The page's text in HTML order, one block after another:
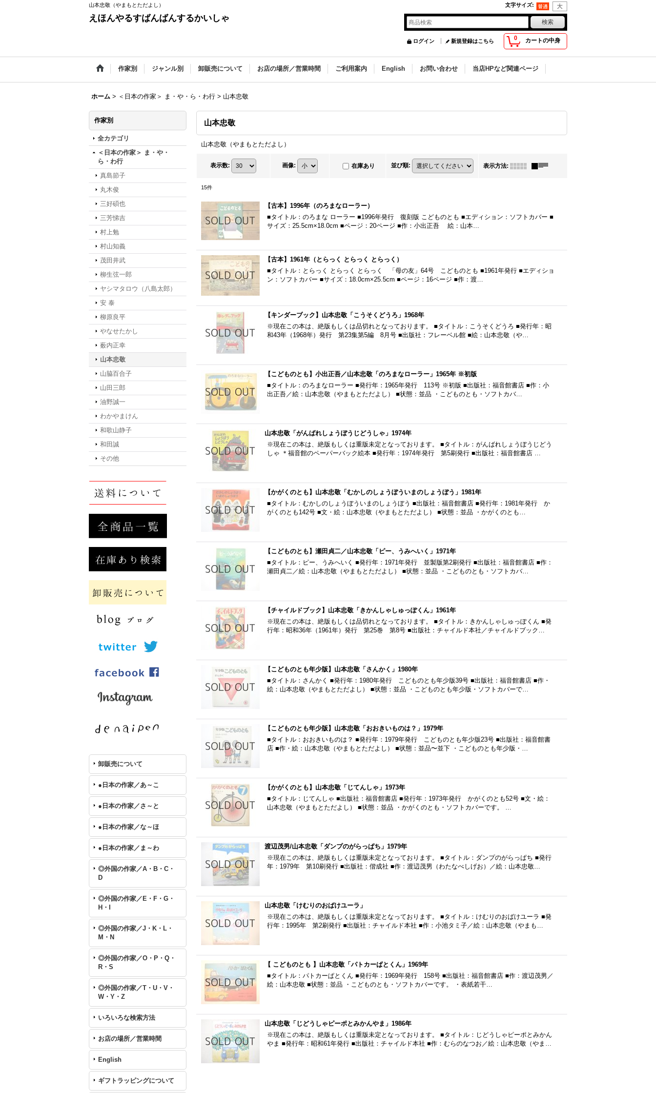
山本忠敬（やまもとただよし） 文字サイズ:
えほんやるすばんばんするかいしゃ
0 カートの中身
ログイン 新規登録はこちら
作家別 ジャンル別 卸販売について お店の場所／営業時間 ご利用案内 English お問い合わせ 当店HPなど関連ページ
ホーム > ＜日本の作家＞ ま・や・ら・わ行 > 山本忠敬
作家別
全カテゴリ
＜日本の作家＞ ま・や・
ら・わ行
真島節子
丸木俊
三好碩也
三芳悌吉
村上勉
村山知義
茂田井武
柳生弦一郎
ヤシマタロウ（八島太郎）
安 泰
柳原良平
やなせたかし
薮内正幸
山本忠敬
山脇百合子
山田三郎
油野誠一
わかやまけん
和歌山静子
和田誠
その他
卸販売について
●日本の作家／あ～こ
●日本の作家／さ～と
●日本の作家／な～ほ
●日本の作家／ま～わ
◎外国の作家／A・B・C・
D
◎外国の作家／E・F・G・
H・I
◎外国の作家／J・K・L・
M・N
◎外国の作家／O・P・Q・
R・S
◎外国の作家／T・U・V・
W・Y・Z
いろいろな検索方法
お店の場所／営業時間
English
ギフトラッピングについて
山本忠敬
山本忠敬（やまもとただよし）
表示数: 画像: 在庫あり 並び順: 表示方法:
15件
【古本】1996年（のろまなローラー）
■タイトル：のろまな ローラー ■1996年発行 復刻版 こどものとも ■エディション：ソフトカバー ■
サイズ：25.5cm×18.0cm ■ページ：20ページ ■作：小出正吾 絵：山本…
【古本】1961年（とらっく とらっく とらっく）
■タイトル：とらっく とらっく とらっく 「母の友」64号 こどものとも ■1961年発行 ■エディショ
ン：ソフトカバー ■サイズ：18.0cm×25.5cm ■ページ：16ページ ■作：渡…
【キンダーブック】山本忠敬「こうそくどうろ」1968年
※現在この本は、絶版もしくは品切れとなっております。 ■タイトル：こうそくどうろ ■発行年：昭
和43年（1968年）発行 第23集第5編 8月号 ■出版社：フレーベル館 ■絵：山本忠敬（や…
【こどものとも】小出正吾／山本忠敬「のろまなローラー」1965年 ※初版
■タイトル：のろまなローラー ■発行年：1965年発行 113号 ※初版 ■出版社：福音館書店 ■作：小
出正吾／絵：山本忠敬（やまもとただよし） ■状態：並品 ・こどものとも・ソフトカバ…
山本忠敬「がんばれしょうぼうじどうしゃ」1974年
※現在この本は、絶版もしくは重版未定となっております。 ■タイトル：がんばれしょうぼうじどう
しゃ ＊福音館のペーパーバック絵本 ■発行年：1974年発行 第5刷発行 ■出版社：福音館書店 …
【かがくのとも】山本忠敬「むかしのしょうぼういまのしょうぼう」1981年
■タイトル：むかしのしょうぼういまのしょうぼう ■出版社：福音館書店 ■発行年：1981年発行 か
がくのとも142号 ■文・絵：山本忠敬（やまもとただよし） ■状態：並品 ・かがくのとも…
【こどものとも】瀬田貞二／山本忠敬「ピー、うみへいく」1971年
■タイトル：ピー、うみへいく ■発行年：1971年発行 並製版第2刷発行 ■出版社：福音館書店 ■作：
瀬田貞二／絵：山本忠敬（やまもとただよし） ■状態：並品 ・こどものとも・ソフトカバ…
【チャイルドブック】山本忠敬「きかんしゃしゅっぽくん」1961年
※現在この本は、絶版もしくは品切れとなっております。 ■タイトル：きかんしゃしゅっぽくん ■発
行年：昭和36年（1961年）発行 第25巻 第8号 ■出版社：チャイルド本社／チャイルドブック…
【こどものとも年少版】山本忠敬「さんかく」1980年
■タイトル：さんかく ■発行年：1980年発行 こどものとも年少版39号 ■出版社：福音館書店 ■作・
絵：山本忠敬（やまもとただよし） ■状態：並品 ・こどものとも年少版・ソフトカバーで…
【こどものとも年少版】山本忠敬「おおきいものは？」1979年
■タイトル：おおきいものは？ ■発行年：1979年発行 こどものとも年少版23号 ■出版社：福音館書
店 ■作・絵：山本忠敬（やまもとただよし） ■状態：並品〜並下 ・こどものとも年少版・…
【かがくのとも】山本忠敬「じてんしゃ」1973年
■タイトル：じてんしゃ ■出版社：福音館書店 ■発行年：1973年発行 かがくのとも52号 ■文・絵：
山本忠敬（やまもとただよし） ■状態：並品 ・かがくのとも・ソフトカバーです。 …
渡辺茂男/山本忠敬「ダンプのがらっぱち」1979年
※現在この本は、絶版もしくは重版未定となっております。 ■タイトル：ダンプのがらっぱち ■発行
年：1979年 第10刷発行 ■出版社：偕成社 ■作：渡辺茂男（わたなべしげお）／絵：山本忠敬…
山本忠敬「けむりのおばけユーラ」
※現在この本は、絶版もしくは重版未定となっております。 ■タイトル：けむりのおばけユーラ ■発
行年：1995年 第2刷発行 ■出版社：チャイルド本社 ■作：小池タミ子／絵：山本忠敬（やまも…
【 こどものとも 】山本忠敬「パトカーぱとくん」1969年
■タイトル：パトカーぱとくん ■発行年：1969年発行 158号 ■出版社：福音館書店 ■作：渡辺茂男／
絵：山本忠敬 ■状態：並品 ・こどものとも・ソフトカバーです。 ・表紙若干…
山本忠敬「じどうしゃピーポとみかんやま」1986年
※現在この本は、絶版もしくは重版未定となっております。 ■タイトル：じどうしゃピーポとみかん
やま ■発行年：昭和61年発行 ■出版社：チャイルド本社 ■作：むらのなつお／絵：山本忠敬（やま…